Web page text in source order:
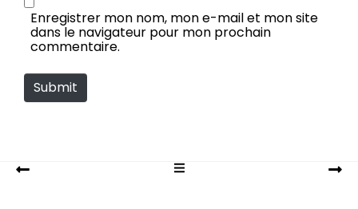
e
Enregistrer mon nom, mon e-mail et mon site
dans le navigateur pour mon prochain
commentaire.
Submit